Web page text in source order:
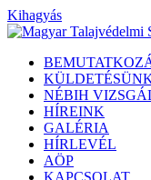
Kihagyás
NÉBIH
HÍREINK
GALÉRIA
HÍRLEVÉL
AÖP
KAPCSOLAT